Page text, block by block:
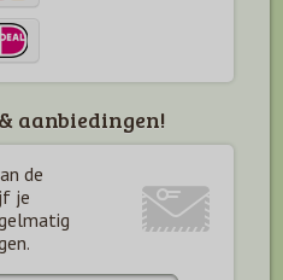
aanbiedingen!
de
je